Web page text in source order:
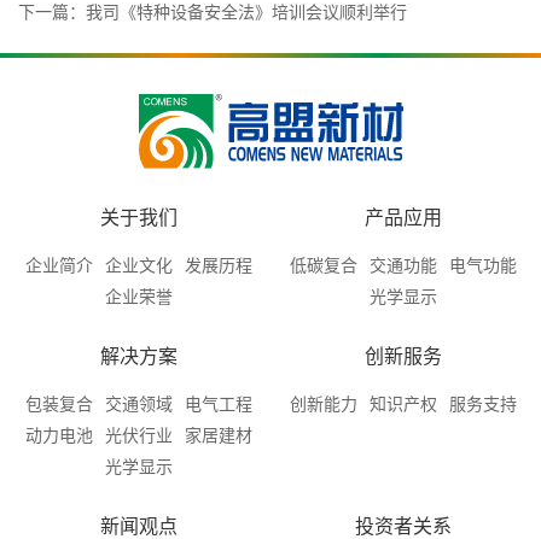
下一篇：我司《特种设备安全法》培训会议顺利举行
关于我们
企业简介 企业文化
发展历程
企业荣誉
产品应用
低碳复合 交通功能
电气功能
光学显示
解决方案
包装复合 交通领域
电气工程
动力电池
光伏行业
家居建材
光学显示
创新服务
创新能力 知识产权 服务支持
新闻观点 投资者关系